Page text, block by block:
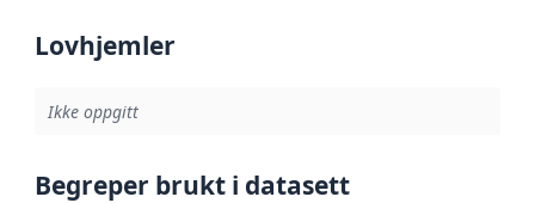
Lovhjemler
Ikke oppgitt
Begreper brukt i datasett